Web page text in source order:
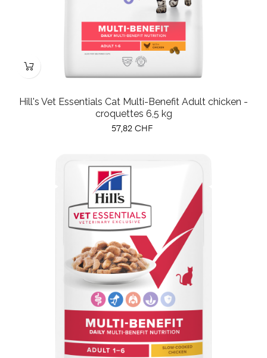
Hill's Vet Essentials Cat Multi-Benefit Adult chicken -
croquettes 6,5 kg
Prix
57,82 CHF